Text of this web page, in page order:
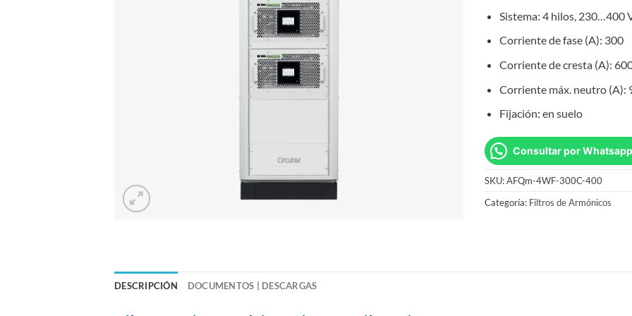
Sistema: 4 hilos, 230…400
Corriente de fase (A): 300
Corriente de cresta (A):
Corriente máx. neutro (A):
Fijación: en suelo
Consultar por Whatsapp
SKU:AFQm-4WF-300C-400
Categoría: Filtros de Armónicos
DESCRIPCIÓN DOCUMENTOS | DESCARGAS